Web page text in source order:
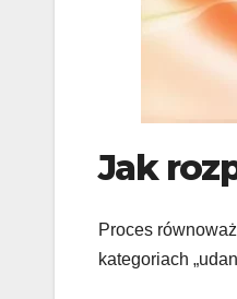
Jak
Proces
kategoriach